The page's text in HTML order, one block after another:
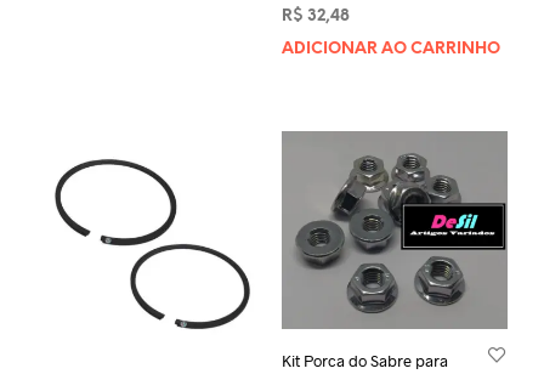
R$ 32,48
ADICIONAR AO CARRINHO
Kit Porca do Sabre para